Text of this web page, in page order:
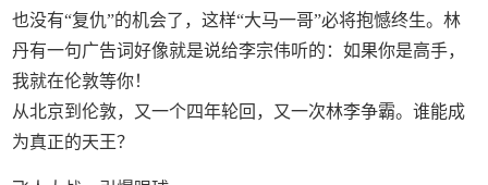
也没有“复仇”的机会了，这样“大马一哥”必将抱憾终生。林
丹有一句广告词好像就是说给李宗伟听的：如果你是高手，
我就在伦敦等你！
从北京到伦敦，又一个四年轮回，又一次林李争霸。谁能成
为真正的天王？